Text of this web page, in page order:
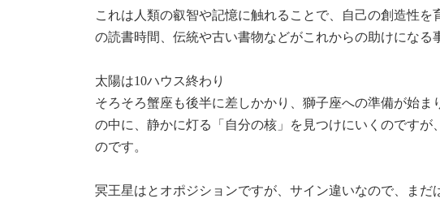
これは人類の叡智や記憶に触れることで、自己の創造性
の読書時間、伝統や古い書物などがこれからの助けになる
太陽は10ハウス終わり
そろそろ蟹座も後半に差しかかり、獅子座への準備が始
の中に、静かに灯る「自分の核」を見つけにいくのです
のです。
冥王星はとオポジションですが、サイン違いなので、ま